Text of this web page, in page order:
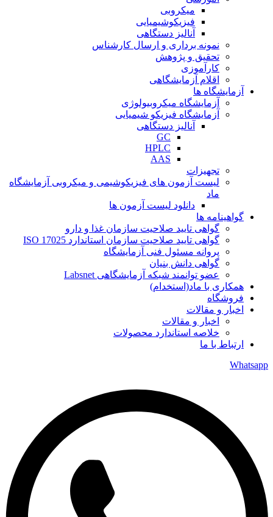
میکروبی
فیزیکوشیمیایی
آنالیز دستگاهی
نمونه برداری و ارسال کارشناس
تحقیق و پژوهش
کارآموزی
اقلام آزمایشگاهی
آزمایشگاه ها
آزمایشگاه میکروبیولوژی
آزمایشگاه فیزیکو شیمیایی
آنالیز دستگاهی
GC
HPLC
AAS
تجهیزات
لیست آزمون های فیزیکوشیمی و میکروبی آزمایشگاه
ماد
دانلود لیست آزمون ها
گواهینامه ها
گواهی تایید صلاحیت سازمان غذا و دارو
گواهی تایید صلاحیت سازمان استاندارد ISO 17025
پروانه مسئول فنی آزمایشگاه
گواهی دانش بنیان
عضو توانمند شبکه آزمایشگاهی Labsnet
همکاری با ماد(استخدام)
فروشگاه
اخبار و مقالات
اخبار و مقالات
خلاصه استاندارد محصولات
ارتباط با ما
Whatsapp